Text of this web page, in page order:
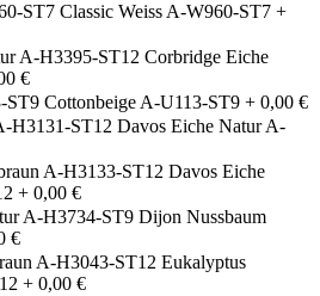
Classic Weiss A-W960-ST7 +
Corbridge Eiche
€
Cottonbeige A-U113-ST9 + 0,00 €
Davos Eiche Natur A-
Davos Eiche
+ 0,00 €
Dijon Nussbaum
€
Eukalyptus
+ 0,00 €